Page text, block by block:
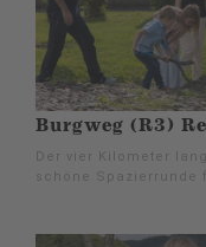
Burgweg (R3)
Der vier Kilometer
schöne Spazierrunde